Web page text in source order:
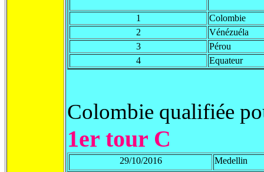
1
Colombie
2
Vénézuéla
3
Pérou
4
Equateur
Colombie qualifiée
1er tour C
29/10/2016 Medellin